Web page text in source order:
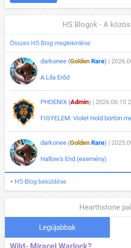
HS Blogok - A
Összes HS Blog megtekintése
darkonee (Golden Rare) |
A Lila Erőd
PHOENIX (Admin) | 2026.06.10
FIGYELEM: Violet Hold börtön
darkonee (Golden Rare) |
Hallow's End (esemény)
+ HS Blog beküldése
Hearthstone
Legújabbak